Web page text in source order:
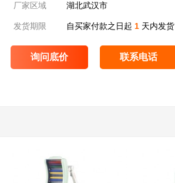
厂家区域 湖北武汉市
发货期限 自买家付款之日起 1 天内发货
询问底价 联系电话